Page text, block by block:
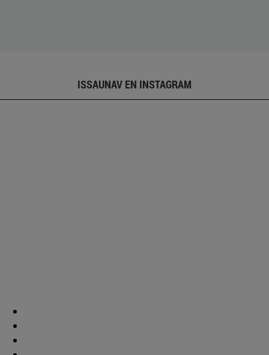
ISSAUNAV EN INSTAGRAM